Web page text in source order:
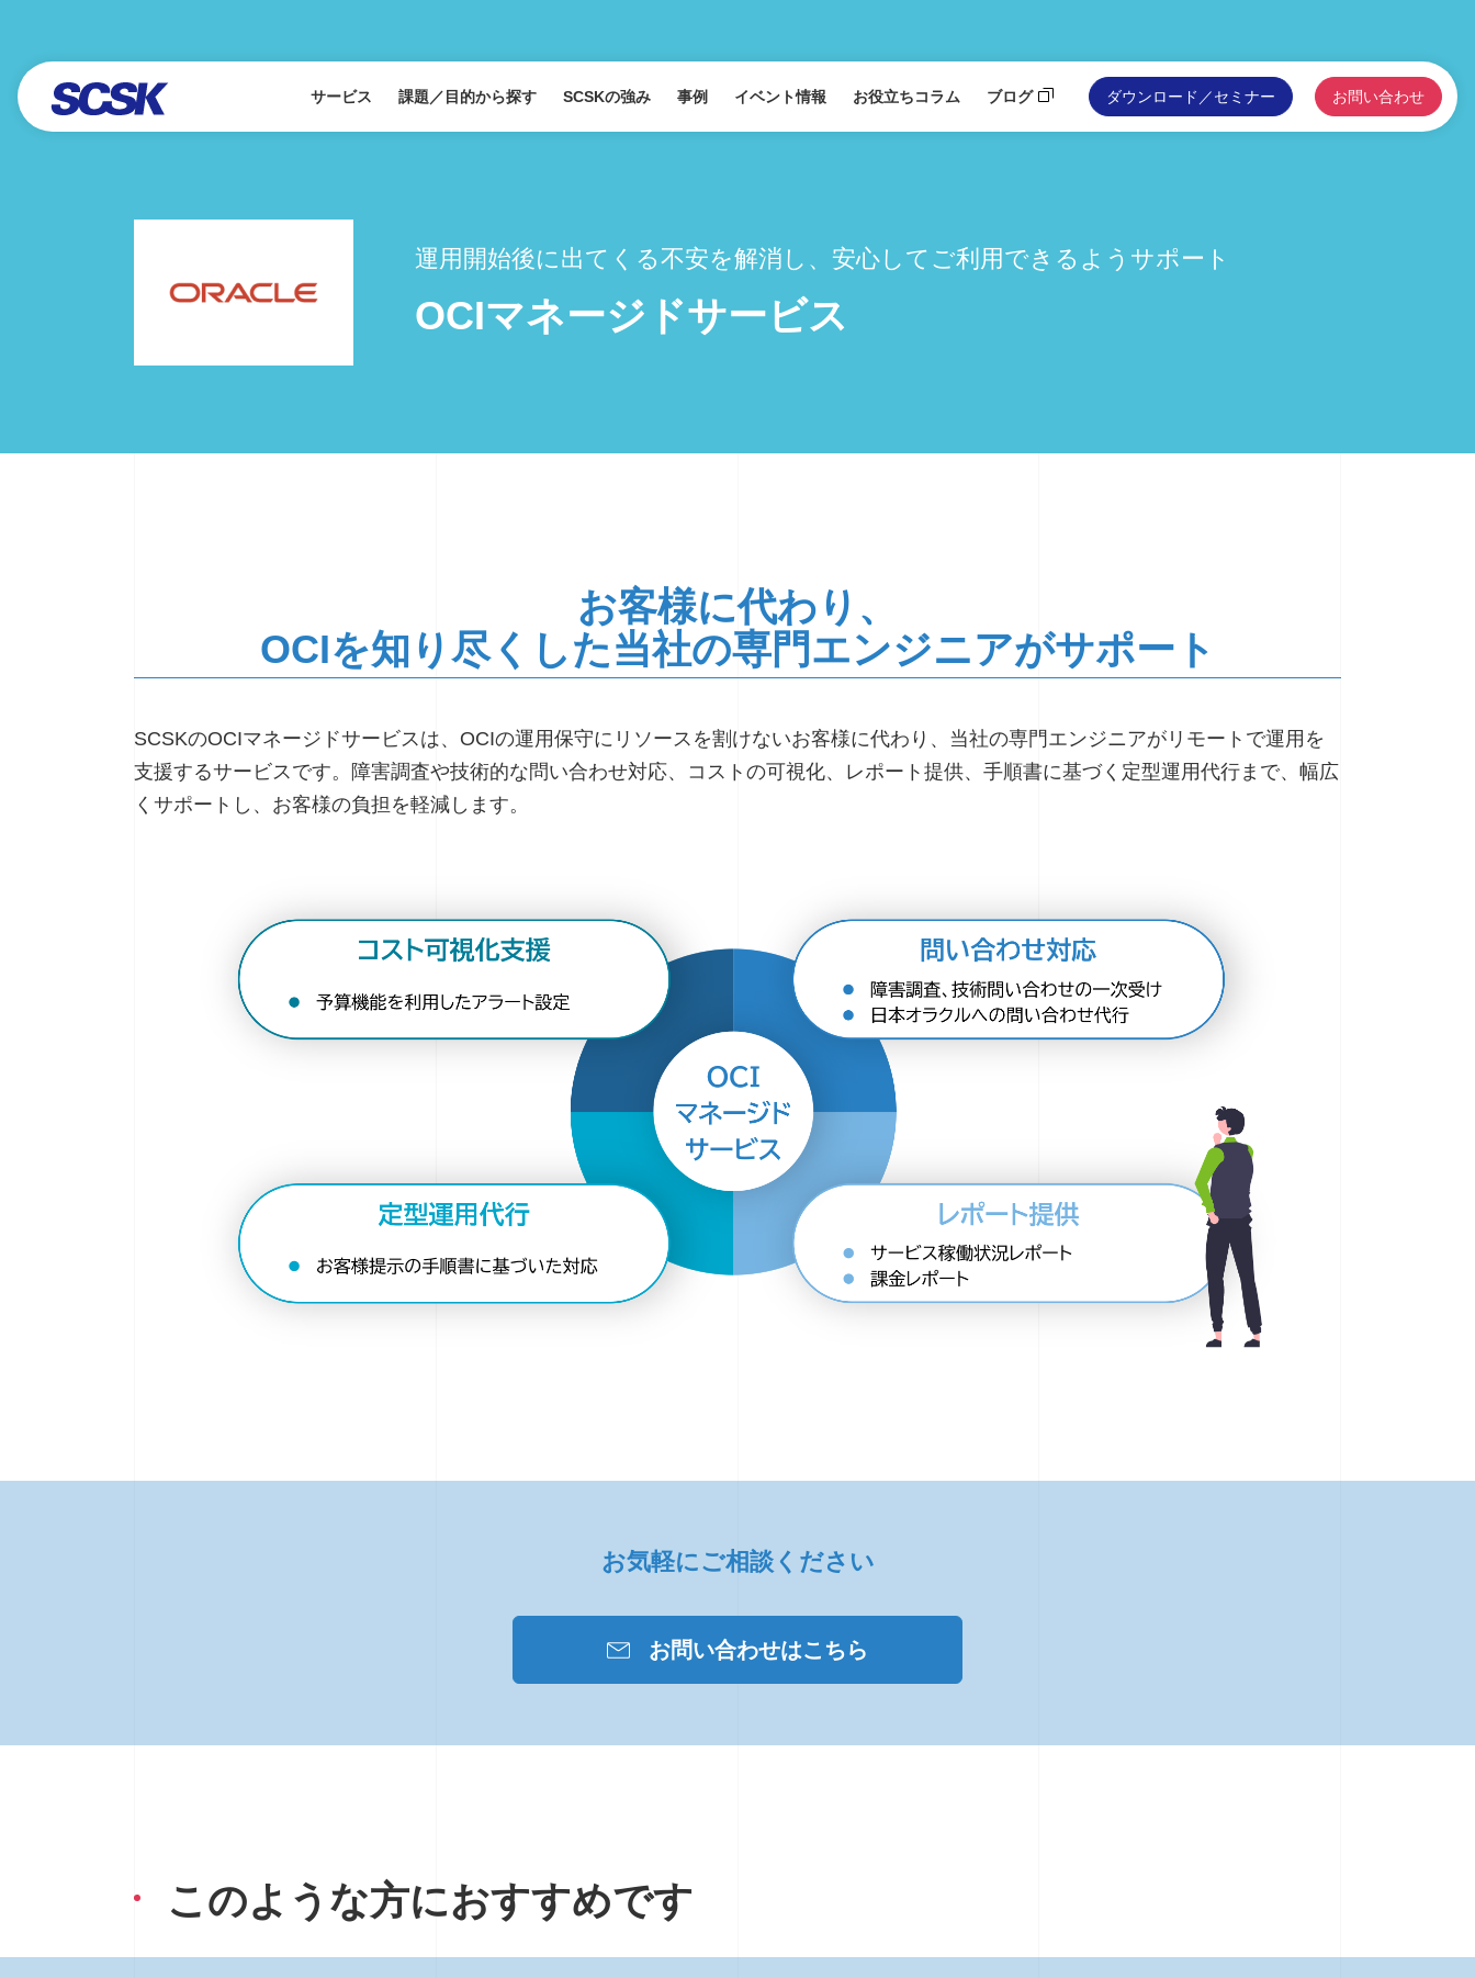
サービス 課題／目的から探す SCSKの強み 事例 イベント情報 お役立ちコラム ブログ ダウンロード／セミナー お問い合わせ
運用開始後に出てくる不安を解消し、安心してご利用できるようサポート
OCIマネージドサービス
お客様に代わり、
OCIを知り尽くした当社の専門エンジニアがサポート
SCSKのOCIマネージドサービスは、OCIの運用保守にリソースを割けないお客様に代わり、当社の専門エンジニアがリモートで運用を
支援するサービスです。障害調査や技術的な問い合わせ対応、コストの可視化、レポート提供、手順書に基づく定型運用代行まで、幅広
くサポートし、お客様の負担を軽減します。
お気軽にご相談ください
お問い合わせはこちら
このような方におすすめです